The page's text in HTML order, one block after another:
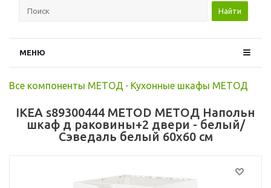
Найти
МЕНЮ
Все компоненты МЕТОД - Кухонные шкафы МЕТОД
IKEA s89300444 METOD МЕТОД Напольн
шкаф д раковины+2 двери - белый/
Сэведаль белый 60x60 см